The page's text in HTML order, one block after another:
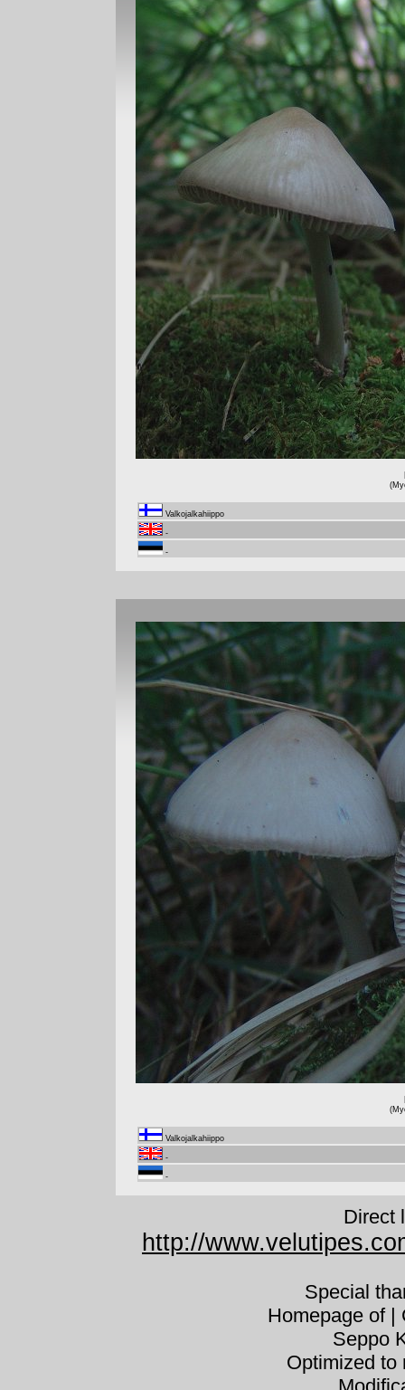
Valkojalkahiippo
-
-
Valkojalkahiippo
-
-
Direct
http://
Special
Homepage of |
Seppo
Optimized to